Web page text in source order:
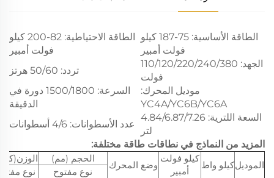
الطاقة الأساسية: 75-187 كيلو
فولت أمبير
الطاقة الاحتياطية: 82-200 كيلو
فولت أمبير
الجهد: 110/120/220/240/380
فولت
تردد: 50/60 هرتز
موديل المحرك:
YC4A/YC6B/YC6A
السرعة: 1500/1800 دورة في
الدقيقة
السعة اللترية: 4.84/6.87/7.26
لتر
عدد الأسطوانات: 4/6 أسطوانات
المزيد من النماذج في نطاقات طاقة مختلفة:
الموديلكيلو واط
كيلو فولت
أمبير
وضع المحرك
الحجم (مم)
نوع مفتوح
نوع